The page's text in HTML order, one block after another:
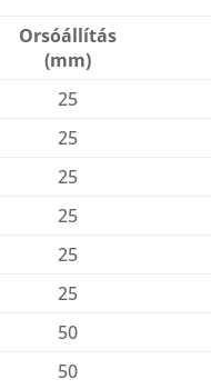
Orsóállítás
(mm)
25
25
25
25
25
25
50
50